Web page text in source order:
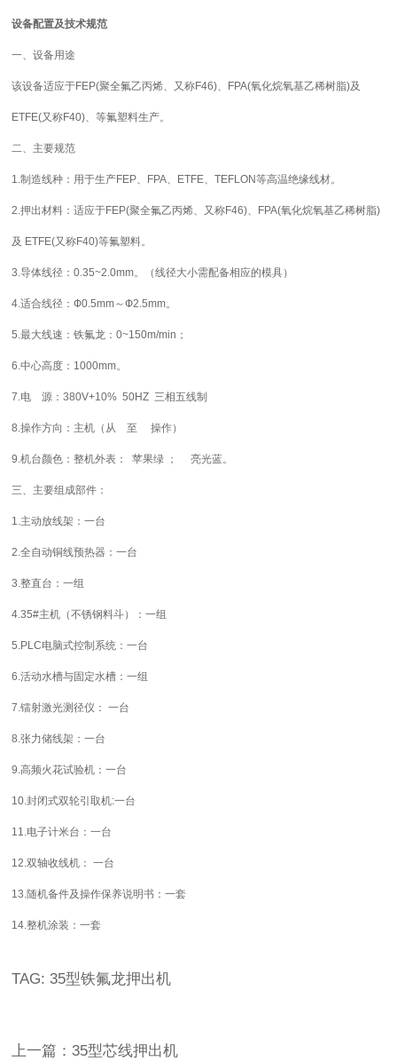
设备配置及技术规范
一、设备用途
该设备适应于FEP(聚全氟乙丙烯、又称F46)、 FPA(氧化烷氧基乙稀树脂)及
ETFE(又称F40)、等氟塑料生产。
二、主要规范
1.制造线种：用于生产FEP、 FPA、 ETFE、TEFLON等高温绝缘线材。
2.押出材料：适应于FEP(聚全氟乙丙烯、又称F46)、 FPA(氧化烷氧基乙稀树脂)
及 ETFE(又称F40)等氟塑料。
3.导体线径：0.35~2.0mm。（线径大小需配备相应的模具）
4.适合线径：Ф0.5mm～Ф2.5mm。
5.最大线速：铁氟龙：0~150m/min ；
6.中心高度： 1000mm。
7.电 源：380V+10% 50HZ三相五线制
8.操作方向：主机（从 至 操作）
9.机台颜色：整机外表： 苹果绿 ； 亮光蓝。
三、主要组成部件：
1.主动放线架：一台
2.全自动铜线预热器：一台
3.整直台：一组
4.35#主机（不锈钢料斗）：一组
5.PLC电脑式控制系统：一台
6.活动水槽与固定水槽：一组
7.镭射激光测径仪： 一台
8.张力储线架：一台
9.高频火花试验机：一台
10.封闭式双轮引取机:一台
11.电子计米台：一台
12.双轴收线机： 一台
13.随机备件及操作保养说明书：一套
14.整机涂装：一套
TAG:35型铁氟龙押出机
上一篇：35型芯线押出机